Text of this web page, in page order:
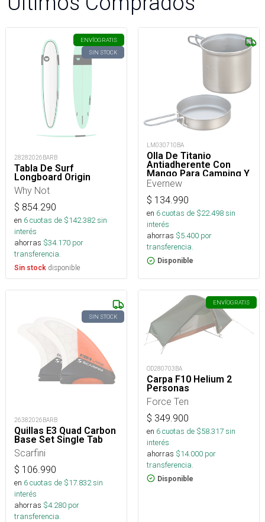
ENVÍOGRATIS
SIN STOCK
28282026BARB
Tabla De Surf
Longboard Origin
Why Not
$ 854.290
en 6cuotas de $142.382sin
interés
ahorras $34.170 por
transferencia.
Sin stock disponible
LM030710BA
Olla De Titanio
Antiadherente Con
Mango Para Camping Y
Trekking- 900 Ml
Evernew
$ 134.990
en 6cuotas de $22.498sin
interés
ahorras $5.400 por
transferencia.
Disponible
SIN STOCK
26382026BARB
Quillas E3 Quad Carbon
Base Set Single Tab
Scarfini
$ 106.990
en 6cuotas de $17.832sin
interés
ahorras $4.280 por
transferencia.
ENVÍOGRATIS
OD280703BA
Carpa F10 Helium 2
Personas
Force Ten
$ 349.900
en 6cuotas de $58.317sin
interés
ahorras $14.000 por
transferencia.
Disponible